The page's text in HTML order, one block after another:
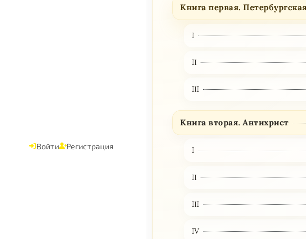
Войти Регистрация
Книга первая.
I
II
III
Книга вторая. Антихрист
I
II
III
IV